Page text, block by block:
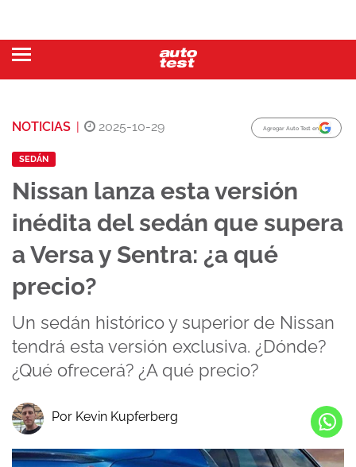
NOTICIAS | 2025-10-29 Agregar Auto Test en
SEDÁN
Nissan lanza esta versión
inédita del sedán que supera
a Versa y Sentra: ¿a qué
precio?
Un sedán histórico y superior de Nissan
tendrá esta versión exclusiva. ¿Dónde?
¿Qué ofrecerá? ¿A qué precio?
Por Kevin Kupferberg